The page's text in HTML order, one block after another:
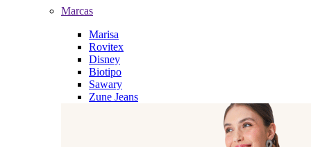
Marcas
Marisa
Rovitex
Disney
Biotipo
Sawary
Zune Jeans